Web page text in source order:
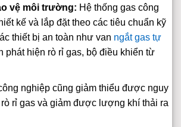
vệ môi trường: Hệ thống gas công
kế và lắp đặt theo các tiêu chuẩn kỹ
thiết bị an toàn như van ngắt gas tự
phát hiện rò rỉ gas, bộ điều khiển từ
nghiệp cũng giảm thiểu được nguy
rỉ gas và giảm được lượng khí thải ra